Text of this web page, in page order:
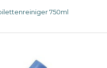
750ml